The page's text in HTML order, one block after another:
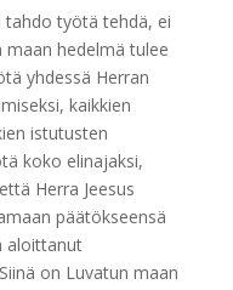
työtä tehdä, ei
hedelmä tulee
yhdessä Herran
kaikkien
istutusten
koko elinajaksi,
Herra Jeesus
päätökseensä
aloittanut
on Luvatun maan